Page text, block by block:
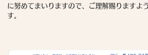
に努めてまいりますので、ご理解賜りますよ
す。